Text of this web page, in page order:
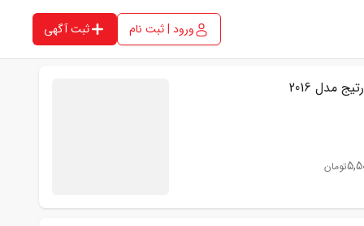
ورود | ثبت نام ثبت آگهی
مدل 2016
تومان